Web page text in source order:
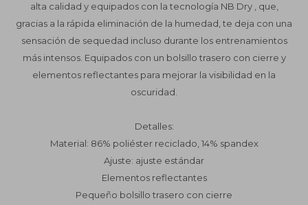
alta calidad y equipados con la tecnología NB Dry , que,
gracias a la rápida eliminación de la humedad, te deja con una
sensación de sequedad incluso durante los entrenamientos
más intensos. Equipados con un bolsillo trasero con cierre y
elementos reflectantes para mejorar la visibilidad en la
oscuridad.
Detalles:
Material: 86% poliéster reciclado, 14% spandex
Ajuste: ajuste estándar
Elementos reflectantes
Pequeño bolsillo trasero con cierre